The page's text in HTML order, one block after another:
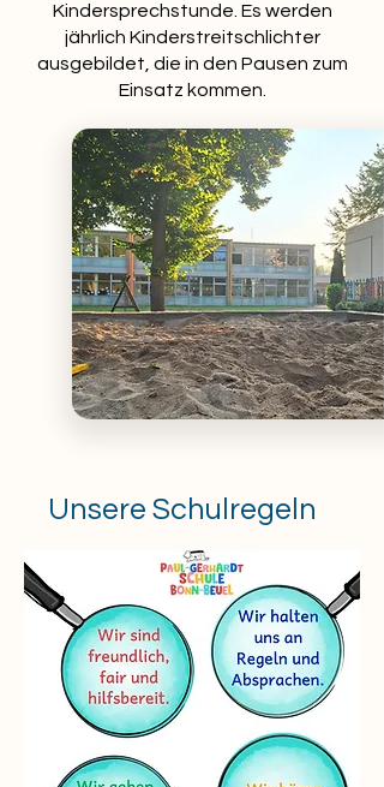
Kindersprechstunde. Es werden
jährlich Kinderstreitschlichter
ausgebildet, die in den Pausen zum
Einsatz kommen.
Unsere Schulregeln